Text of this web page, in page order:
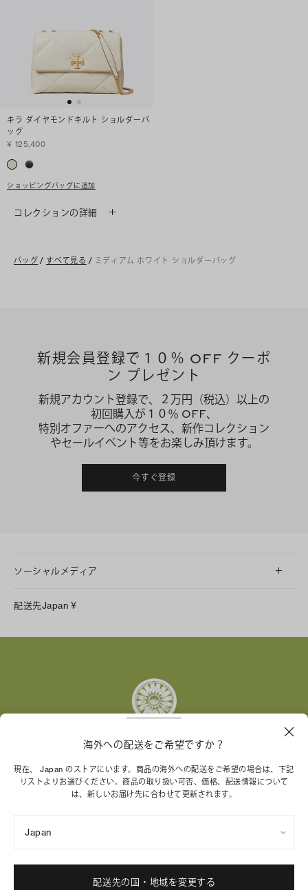
キラ ダイヤモンドキルト ショルダーバ
ッグ
¥ 125,400
ショッピングバッグに追加
コレクションの詳細
バッグ / すべて見る / ミディアム ホワイト ショルダーバッグ
新規会員登録で１０％ OFF クーポ
ン プレゼント
新規アカウント登録で、２万円（税込）以上の
初回購入が１０％ OFF、
特別オファーへのアクセス、新作コレクション
やセールイベント等をお楽しみ頂けます。
今すぐ登録
ソーシャルメディア
Facebook
配送先Japan ¥
トリー バーチ財団は、女性起業家が持続可能な企業を築
くことを支援しています。
サイトマップ
Cookie 設定
海外への配送をご希望ですか？
現在、 Japan のストアにいます。商品の海外への配送をご希望の場合は、下記
リストよりお選びください。商品の取り扱い可否、価格、配送情報について
は、新しいお届け先に合わせて更新されます。
Japan
配送先の国・地域を変更する